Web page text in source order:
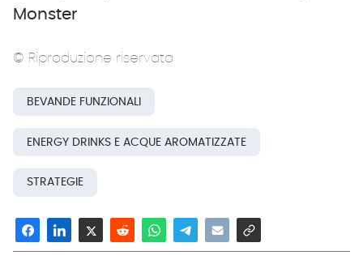
Monster
© Riproduzione riservata
BEVANDE FUNZIONALI
ENERGY DRINKS E ACQUE AROMATIZZATE
STRATEGIE